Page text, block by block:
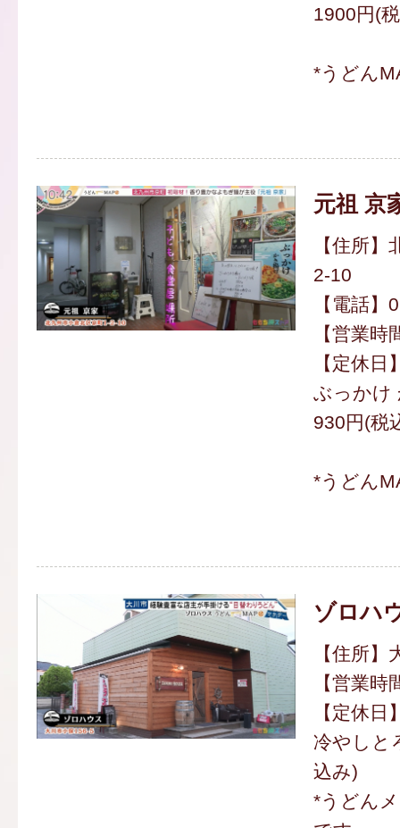
1900円(
*うどん
元祖 京
【住所
2-10
【電話
【営業
【定休日
ぶっかけ
930円(税
*うどん
ゾロハ
【住所
【営業
【定休日
冷やしと
込み)
*うどん